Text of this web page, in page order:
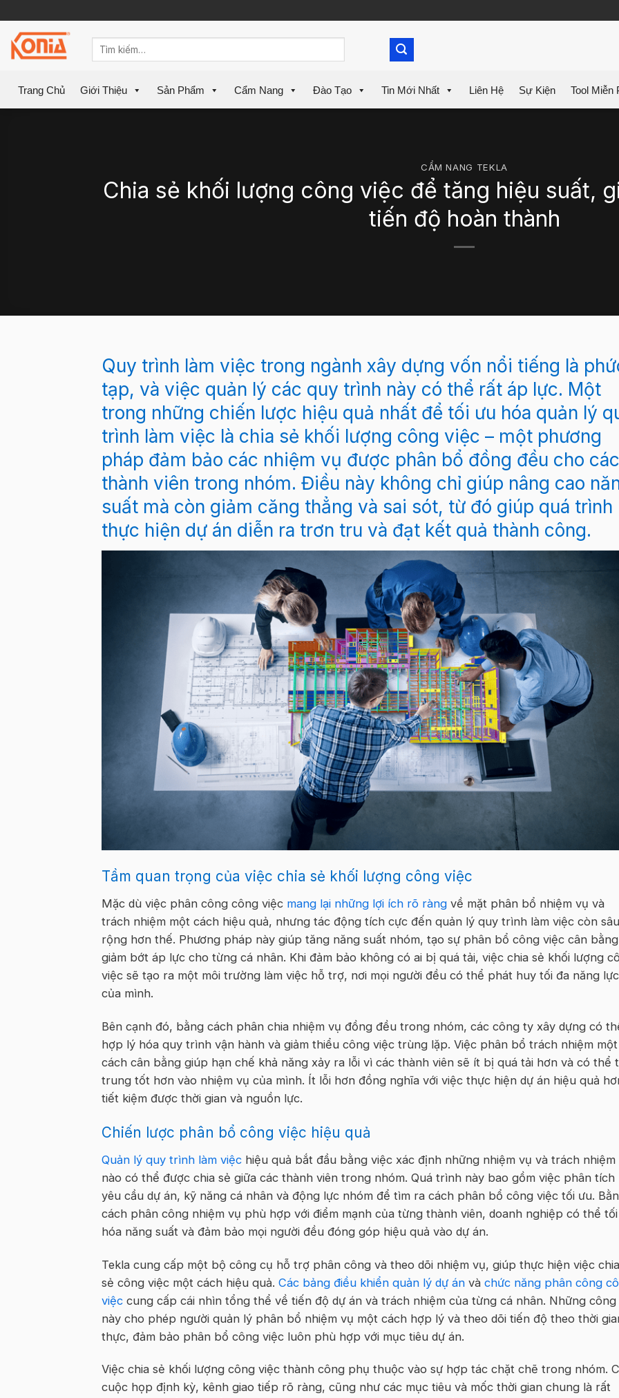
content
Trang Chủ Giới Thiệu Sản Phẩm Cẩm Nang Đào Tạo Tin Mới Nhất Liên Hệ Sự Kiện Tool Miễn
CẨM NANG TEKLA
Chia sẻ khối lượng công việc để tăng hiệu suất,
tiến độ hoàn thành
Quy trình làm việc trong ngành xây dựng vốn nổi tiếng là
tạp, và việc quản lý các quy trình này có thể rất áp lực. Một
trong những chiến lược hiệu quả nhất để tối ưu hóa quản lý
trình làm việc là chia sẻ khối lượng công việc – một phương
pháp đảm bảo các nhiệm vụ được phân bổ đồng đều cho các
thành viên trong nhóm. Điều này không chỉ giúp nâng cao
suất mà còn giảm căng thẳng và sai sót, từ đó giúp quá trình
thực hiện dự án diễn ra trơn tru và đạt kết quả thành công.
Tầm quan trọng của việc chia sẻ khối lượng công việc
Mặc dù việc phân công công việc mang lại những lợi ích rõ ràng về mặt phân bổ nhiệm vụ và
trách nhiệm một cách hiệu quả, nhưng tác động tích cực đến quản lý quy trình làm việc còn sâu
rộng hơn thế. Phương pháp này giúp tăng năng suất nhóm, tạo sự phân bổ công việc cân
giảm bớt áp lực cho từng cá nhân. Khi đảm bảo không có ai bị quá tải, việc chia sẻ khối lượng
việc sẽ tạo ra một môi trường làm việc hỗ trợ, nơi mọi người đều có thể phát huy tối đa năng lực
của mình.
Bên cạnh đó, bằng cách phân chia nhiệm vụ đồng đều trong nhóm, các công ty xây dựng có
hợp lý hóa quy trình vận hành và giảm thiểu công việc trùng lặp. Việc phân bổ trách nhiệm một
cách cân bằng giúp hạn chế khả năng xảy ra lỗi vì các thành viên sẽ ít bị quá tải hơn và có thể
trung tốt hơn vào nhiệm vụ của mình. Ít lỗi hơn đồng nghĩa với việc thực hiện dự án hiệu quả
tiết kiệm được thời gian và nguồn lực.
Chiến lược phân bổ công việc hiệu quả
Quản lý quy trình làm việc hiệu quả bắt đầu bằng việc xác định những nhiệm vụ và trách nhiệm
nào có thể được chia sẻ giữa các thành viên trong nhóm. Quá trình này bao gồm việc phân tích
yêu cầu dự án, kỹ năng cá nhân và động lực nhóm để tìm ra cách phân bổ công việc tối ưu.
cách phân công nhiệm vụ phù hợp với điểm mạnh của từng thành viên, doanh nghiệp có thể
hóa năng suất và đảm bảo mọi người đều đóng góp hiệu quả vào dự án.
Tekla cung cấp một bộ công cụ hỗ trợ phân công và theo dõi nhiệm vụ, giúp thực hiện việc chia
sẻ công việc một cách hiệu quả. Các bảng điều khiển quản lý dự án và chức năng phân công
việc cung cấp cái nhìn tổng thể về tiến độ dự án và trách nhiệm của từng cá nhân. Những công
này cho phép người quản lý phân bổ nhiệm vụ một cách hợp lý và theo dõi tiến độ theo thời
thực, đảm bảo phân bổ công việc luôn phù hợp với mục tiêu dự án.
Việc chia sẻ khối lượng công việc thành công phụ thuộc vào sự hợp tác chặt chẽ trong nhóm.
cuộc họp định kỳ, kênh giao tiếp rõ ràng, cũng như các mục tiêu và mốc thời gian chung là rất